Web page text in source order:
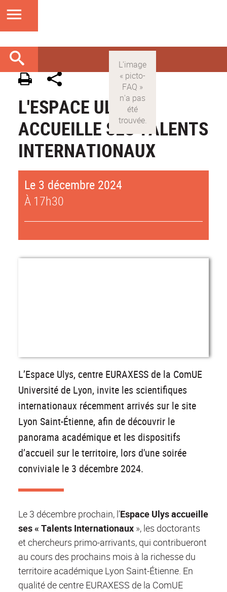
L'ESPACE ULYS
ACCUEILLE SES TALENTS
INTERNATIONAUX
Le 3 décembre 2024
À 17h30
L’Espace Ulys, centre EURAXESS de la ComUE
Université de Lyon, invite les scientifiques
internationaux récemment arrivés sur le site
Lyon Saint-Étienne, afin de découvrir le
panorama académique et les dispositifs
d’accueil sur le territoire, lors d'une soirée
conviviale le 3 décembre 2024.
Le 3 décembre prochain, l’Espace Ulys accueille
ses « Talents Internationaux », les doctorants
et chercheurs primo-arrivants, qui contribueront
au cours des prochains mois à la richesse du
territoire académique Lyon Saint-Étienne. En
qualité de centre EURAXESS de la ComUE